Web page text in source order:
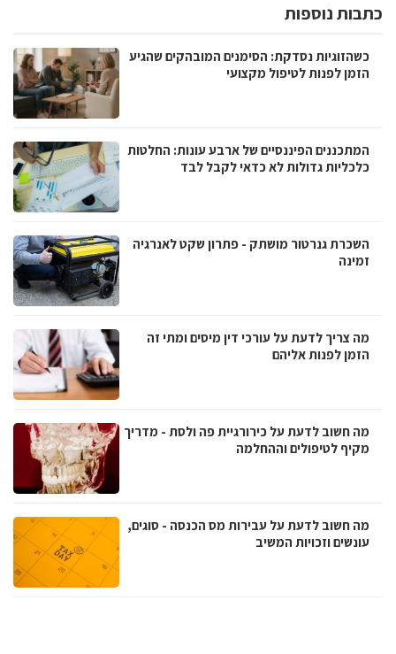
כתבות נוספות
כשהזוגיות נסדקת: הסימנים המובהקים שהגיע
הזמן לפנות לטיפול מקצועי
המתכננים הפיננסיים של ארבע עונות: החלטות
כלכליות גדולות לא כדאי לקבל לבד
השכרת גנרטור מושתק - פתרון שקט לאנרגיה
זמינה
מה צריך לדעת על עורכי דין מיסים ומתי זה
הזמן לפנות אליהם
מה חשוב לדעת על כירורגיית פה ולסת - מדריך
מקיף לטיפולים וההחלמה
מה חשוב לדעת על עבירות מס הכנסה - סוגים,
עונשים וזכויות המשיב